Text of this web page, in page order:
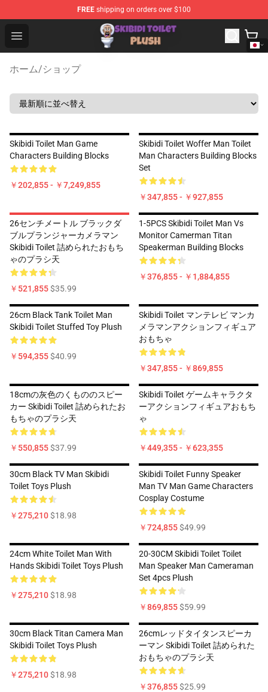
FREE shipping on orders over $100
Open menu
Skibidi Toilet Plush Shop - Official Skibidi Toilet Plush
ホーム/ショップ
Skibidi Toilet Man Game
Characters Building Blocks
￥202,855 - ￥7,249,855
Skibidi Toilet Woffer Man Toilet
Man Characters Building Blocks
Set
￥347,855 - ￥927,855
26センチメートル ブラックダ
ブルプランジャーカメラマン
Skibidi Toilet 詰められたおもち
ゃのプラシ天
￥521,855$35.99
1-5PCS Skibidi Toilet Man Vs
Monitor Camerman Titan
Speakerman Building Blocks
￥376,855 - ￥1,884,855
26cm Black Tank Toilet Man
Skibidi Toilet Stuffed Toy Plush
￥594,355$40.99
Skibidi Toilet マンテレビ マンカ
メラマンアクションフィギュア
おもちゃ
￥347,855 - ￥869,855
18cmの灰色のくもののスピー
カー Skibidi Toilet 詰められたお
もちゃのプラシ天
￥550,855$37.99
Skibidi Toilet ゲームキャラクタ
ーアクションフィギュアおもち
ゃ
￥449,355 - ￥623,355
30cm Black TV Man Skibidi
Toilet Toys Plush
￥275,210$18.98
Skibidi Toilet Funny Speaker
Man TV Man Game Characters
Cosplay Costume
￥724,855$49.99
24cm White Toilet Man With
Hands Skibidi Toilet Toys Plush
￥275,210$18.98
20-30CM Skibidi Toilet Toilet
Man Speaker Man Cameraman
Set 4pcs Plush
￥869,855$59.99
30cm Black Titan Camera Man
Skibidi Toilet Toys Plush
￥275,210$18.98
26cmレッドタイタンスピーカ
ーマン Skibidi Toilet 詰められた
おもちゃのプラシ天
￥376,855$25.99